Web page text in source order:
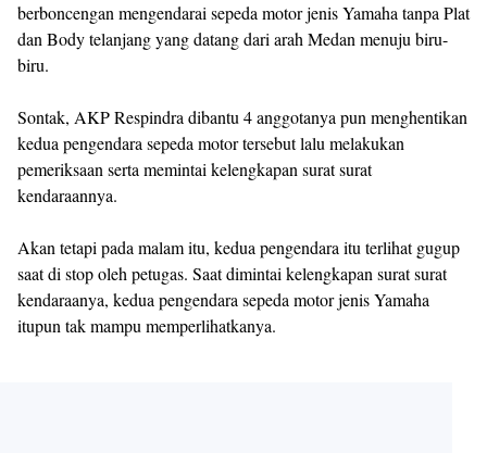
berboncengan mengendarai sepeda motor jenis Yamaha tanpa Plat
dan Body telanjang yang datang dari arah Medan menuju biru-
biru.
Sontak, AKP Respindra dibantu 4 anggotanya pun menghentikan
kedua pengendara sepeda motor tersebut lalu melakukan
pemeriksaan serta memintai kelengkapan surat surat
kendaraannya.
Akan tetapi pada malam itu, kedua pengendara itu terlihat gugup
saat di stop oleh petugas. Saat dimintai kelengkapan surat surat
kendaraanya, kedua pengendara sepeda motor jenis Yamaha
itupun tak mampu memperlihatkanya.